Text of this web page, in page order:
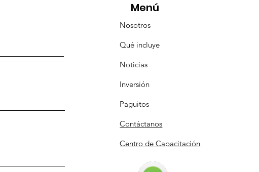
Menú
Nosotros
Qué incluye
Noticias
Inversión
Paguitos
Contáctanos
Centro de Capacitación